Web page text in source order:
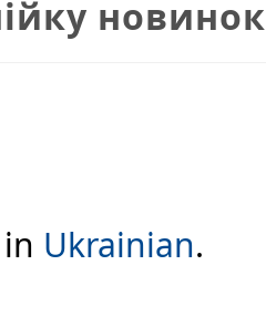
новинок
Ukrainian.